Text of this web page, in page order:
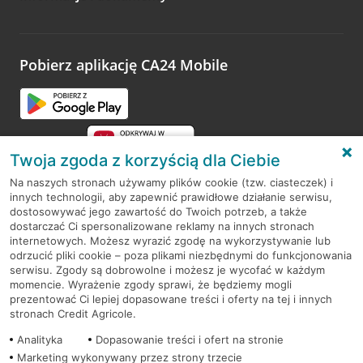
opinie.
Pobierz aplikację CA24 Mobile
RODO
Regulamin serwisu
Mapa serwisu
PolitykaCookies
Twoja zgoda z korzyścią dla Ciebie
Na naszych stronach używamy plików cookie (tzw. ciasteczek) i
innych technologii, aby zapewnić prawidłowe działanie serwisu,
dostosowywać jego zawartość do Twoich potrzeb, a także
dostarczać Ci spersonalizowane reklamy na innych stronach
internetowych. Możesz wyrazić zgodę na wykorzystywanie lub
odrzucić pliki cookie – poza plikami niezbędnymi do funkcjonowania
serwisu. Zgody są dobrowolne i możesz je wycofać w każdym
momencie. Wyrażenie zgody sprawi, że będziemy mogli
prezentować Ci lepiej dopasowane treści i oferty na tej i innych
stronach Credit Agricole.
Analityka
Dopasowanie treści i ofert na stronie
Marketing wykonywany przez strony trzecie